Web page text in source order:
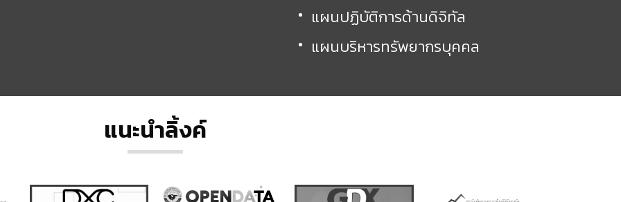
แผนปฏิบัติการด้านดิจิทัล
แผนบริหารทรัพยากรบุคคล
แนะนำลิ้งค์